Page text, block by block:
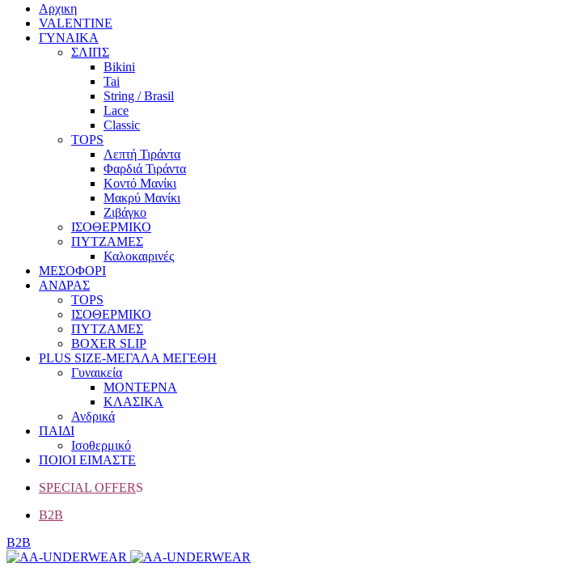
Αρχικη
VALENTINE
ΓΥΝΑΙΚΑ
ΣΛΙΠΣ
Bikini
Tai
String / Brasil
Lace
Classic
TOPS
Λεπτή Τιράντα
Φαρδιά Τιράντα
Κοντό Μανίκι
Μακρύ Μανίκι
Ζιβάγκο
ΙΣΟΘΕΡΜΙΚΟ
ΠΥΤΖΑΜΕΣ
Καλοκαιρινές
ΜΕΣΟΦΟΡΙ
ΑΝΔΡΑΣ
TOPS
ΙΣΟΘΕΡΜΙΚΟ
ΠΥΤΖΑΜΕΣ
BOXER SLIP
PLUS SIZE-ΜΕΓΑΛΑ ΜΕΓΕΘΗ
Γυναικεία
ΜΟΝΤΕΡΝΑ
ΚΛΑΣΙΚΑ
Ανδρικά
ΠΑΙΔΙ
Ισοθερμικό
ΠΟΙΟΙ ΕΙΜΑΣΤΕ
SPECIAL OFFERS
B2B
B2B